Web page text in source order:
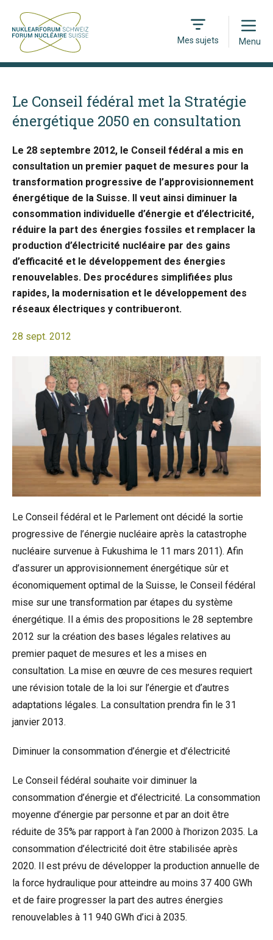
Mes sujets
Open
Menu
Le Conseil fédéral met la Stratégie
énergétique 2050 en consultation
Le 28 septembre 2012, le Conseil fédéral a mis en
consultation un premier paquet de mesures pour la
transformation progressive de l’approvisionnement
énergétique de la Suisse. Il veut ainsi diminuer la
consommation individuelle d’énergie et d’électricité,
réduire la part des énergies fossiles et remplacer la
production d’électricité nucléaire par des gains
d’efficacité et le développement des énergies
renouvelables. Des procédures simplifiées plus
rapides, la modernisation et le développement des
réseaux électriques y contribueront.
28 sept. 2012
Le Conseil fédéral et le Parlement ont décidé la sortie
progressive de l’énergie nucléaire après la catastrophe
nucléaire survenue à Fukushima le 11 mars 2011). Afin
d’assurer un approvisionnement énergétique sûr et
économiquement optimal de la Suisse, le Conseil fédéral
mise sur une transformation par étapes du système
énergétique. Il a émis des propositions le 28 septembre
2012 sur la création des bases légales relatives au
premier paquet de mesures et les a mises en
consultation. La mise en œuvre de ces mesures requiert
une révision totale de la loi sur l’énergie et d’autres
adaptations légales. La consultation prendra fin le 31
janvier 2013.
Diminuer la consommation d’énergie et d’électricité
Le Conseil fédéral souhaite voir diminuer la
consommation d’énergie et d’électricité. La consommation
moyenne d’énergie par personne et par an doit être
réduite de 35% par rapport à l’an 2000 à l’horizon 2035. La
consommation d’électricité doit être stabilisée après
2020. Il est prévu de développer la production annuelle de
la force hydraulique pour atteindre au moins 37 400 GWh
et de faire progresser la part des autres énergies
renouvelables à 11 940 GWh d’ici à 2035.